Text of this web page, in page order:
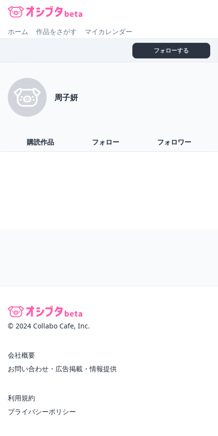
ホーム 作品をさがす マイカレンダー
フォローする
周子妍
購読作品 フォロー フォロワー
© 2024 Collabo Cafe, Inc.
会社概要
お問い合わせ・広告掲載・情報提供
利用規約
プライバシーポリシー